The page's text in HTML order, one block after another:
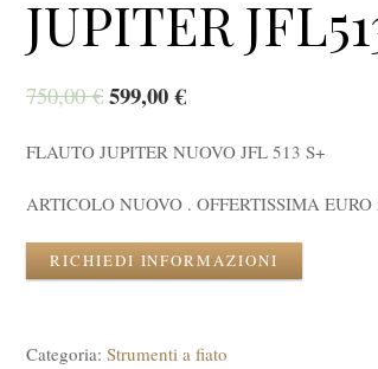
JUPITER
750,00€ 599,00€
FLAUTO JUPITER NUOVO JFL 513 S+
ARTICOLO NUOVO . OFFERTISSIMA EURO
RICHIEDI INFORMAZIONI
Categoria: Strumenti a fiato